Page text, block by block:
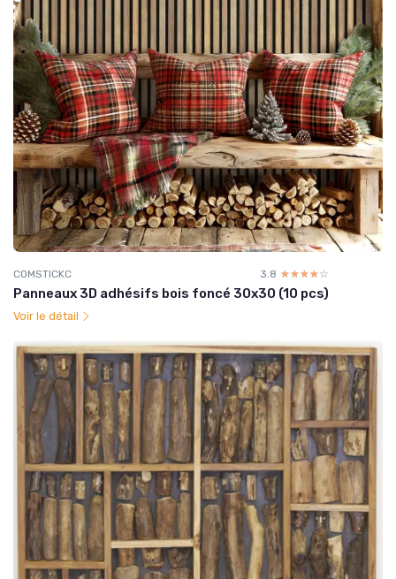
COMSTICKC 3.8 ☆☆☆☆☆
★★★★★
Panneaux 3D adhésifs bois foncé 30x30 (10 pcs)
Voir le détail